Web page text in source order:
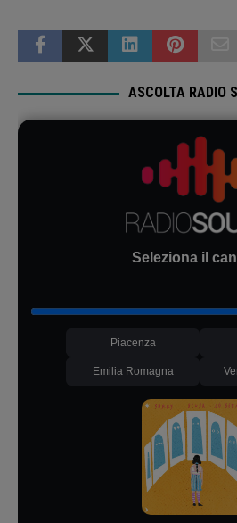
ASCOLTA RADIO
Seleziona il
Piacenza
Emilia Romagna